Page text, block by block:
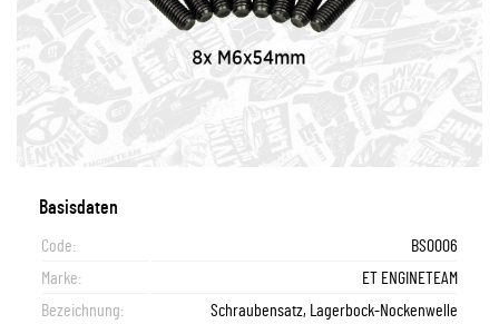
Basisdaten
Code:
BS0006
Marke:
ET ENGINETEAM
Bezeichnung:
Schraubensatz, Lagerbock-Nockenwelle